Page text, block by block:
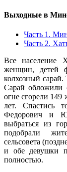
Выходные в
Часть 1.
Часть 2.
Все население
женщин, детей
колхозный сарай.
Сарай обложили
огне сгорели 149
лет. Спастись
Федорович и
выбраться из
подобрали
сельсовета
и обе девушки
полностью.